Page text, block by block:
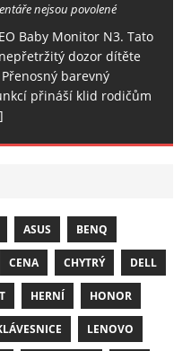
nejsou povolené
Baby Monitor N3. Tato
dozor dítěte
barevný
přináší klid rodičům
ASUS BENQ
CENA CHYTRÝ DELL
HERNÍ HONOR
LENOVO